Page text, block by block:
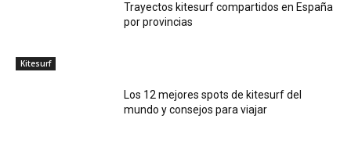
Kitesurf
Trayectos kitesurf compartidos en España
por provincias
Los 12 mejores spots de kitesurf del
mundo y consejos para viajar